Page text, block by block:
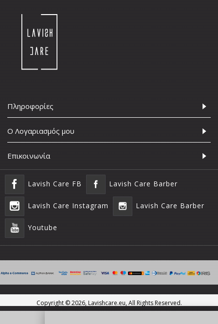
Πληροφορίες
Ο Λογαριασμός μου
Επικοινωνία
Lavish Care FB Lavish Care Barber
Lavish Care Instagram Lavish Care Barber
Youtube
Copyright ©2026, Lavishcare.eu, All Rights Reserved.